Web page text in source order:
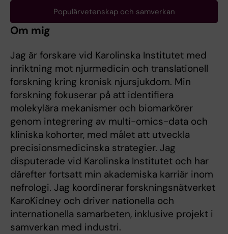
Populärvetenskap och samverkan
Om mig
Jag är forskare vid Karolinska Institutet med
inriktning mot njurmedicin och translationell
forskning kring kronisk njursjukdom. Min
forskning fokuserar på att identifiera
molekylära mekanismer och biomarkörer
genom integrering av multi-omics-data och
kliniska kohorter, med målet att utveckla
precisionsmedicinska strategier. Jag
disputerade vid Karolinska Institutet och har
därefter fortsatt min akademiska karriär inom
nefrologi. Jag koordinerar forskningsnätverket
KaroKidney och driver nationella och
internationella samarbeten, inklusive projekt i
samverkan med industri.